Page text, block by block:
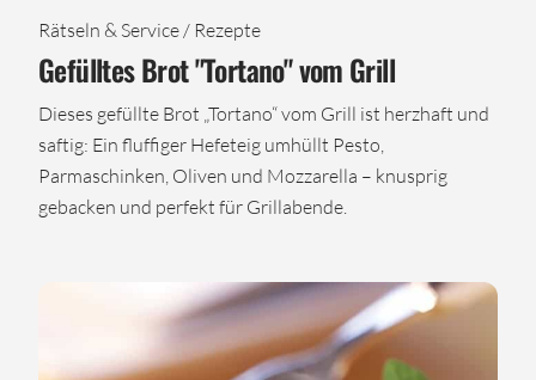
Rätseln & Service / Rezepte
Gefülltes Brot "Tortano" vom Grill
Dieses gefüllte Brot „Tortano“ vom Grill ist herzhaft und
saftig: Ein fluffiger Hefeteig umhüllt Pesto,
Parmaschinken, Oliven und Mozzarella – knusprig
gebacken und perfekt für Grillabende.